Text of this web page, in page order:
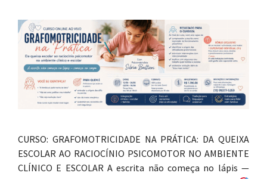
CURSO: GRAFOMOTRICIDADE NA PRÁTICA: DA QUEIXA
ESCOLAR AO RACIOCÍNIO PSICOMOTOR NO AMBIENTE
CLÍNICO E ESCOLAR A escrita não começa no lápis —